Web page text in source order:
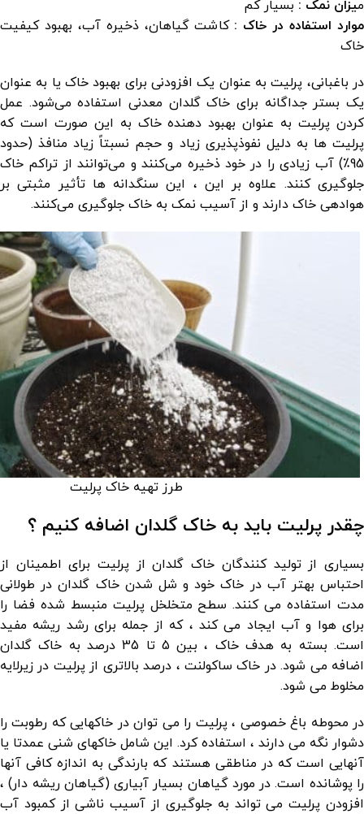
میزان نمک : بسیار کم
موارد استفاده در خاک : کاشت گیاهان، ذخیره آب، بهبود کیفیت
خاک
در باغبانی، پرلیت به عنوان یک افزودنی برای بهبود خاک یا به عنوان
یک بستر جداگانه برای خاک گلدان معدنی استفاده می‌شود. عمل
کردن پرلیت به عنوان بهبود دهنده خاک به این صورت است که
پرلیت ها به دلیل نفوذپذیری زیاد و حجم نسبتاً زیاد منافذ (حدود
95٪) آب زیادی را در خود ذخیره می‌کنند و می‌توانند از تراکم خاک
جلوگیری کنند. علاوه بر این ، این سنگدانه ها تأثیر مثبتی بر
هوادهی خاک دارند و از آسیب نمک به خاک جلوگیری می‌کنند.
طرز تهیه خاک پرلیت
چقدر پرلیت باید به خاک گلدان اضافه کنیم ؟
بسیاری از تولید کنندگان خاک گلدان از پرلیت برای اطمینان از
احتباس بهتر آب در خاک خود و شل شدن خاک گلدان در طولانی
مدت استفاده می کنند. سطح متخلخل پرلیت منبسط شده فضا را
برای هوا و آب ایجاد می کند ، که از جمله برای رشد ریشه مفید
است. بسته به هدف خاک ، بین 5 تا 35 درصد به خاک گلدان
اضافه می شود. در خاک ساکولنت ، درصد بالاتری از پرلیت در زیرلایه
مخلوط می شود.
در محوطه باغ خصوصی ، پرلیت را می توان در خاکهایی که رطوبت را
دشوار نگه می دارند ، استفاده کرد. این شامل خاکهای شنی عمدتا یا
آنهایی است که در مناطقی هستند که بارندگی به اندازه کافی آنها
را پوشانده است. در مورد گیاهان بسیار آبیاری (گیاهان ریشه دار) ،
افزودن پرلیت می تواند به جلوگیری از آسیب ناشی از کمبود آب